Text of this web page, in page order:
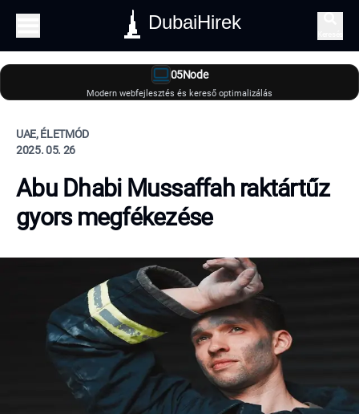
DubaiHirek
05Node
Modern webfejlesztés és kereső optimalizálás
UAE, ÉLETMÓD
2025. 05. 26
Abu Dhabi Mussaffah raktártűz
gyors megfékezése